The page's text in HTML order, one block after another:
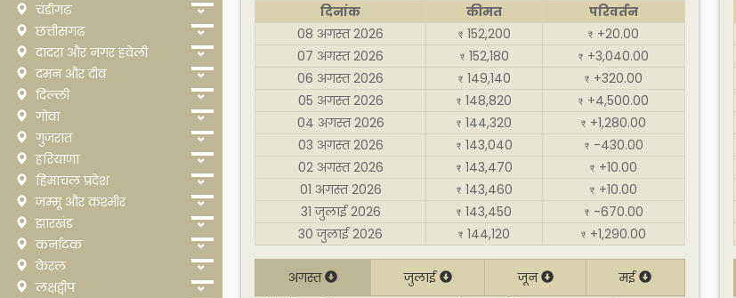
चंडीगढ़
छत्तीसगढ
दादरा और नगर हवेली
दमन और दीव
दिल्ली
गोवा
गुजरात
हरियाणा
हिमाचल प्रदेश
जम्मू और कश्मीर
झारखंड
कर्नाटक
केरल
लक्षद्वीप
दिनांक कीमत
परिवर्तन
08 अगस्त 2026
₹ 152,200 ₹ +20.00
07 अगस्त 2026
₹ 152,180 ₹ +3,040.00
06 अगस्त 2026
₹ 149,140 ₹ +320.00
05 अगस्त 2026
₹ 148,820 ₹ +4,500.00
04 अगस्त 2026
₹ 144,320 ₹ +1,280.00
03 अगस्त 2026
₹ 143,040 ₹ -430.00
02 अगस्त 2026
₹ 143,470 ₹ +10.00
01 अगस्त 2026
₹ 143,460 ₹ +10.00
31 जुलाई 2026
₹ 143,450 ₹ -670.00
30 जुलाई 2026
₹ 144,120 ₹ +1,290.00
अगस्त जुलाई जून
मई